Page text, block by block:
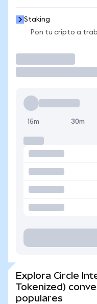
Staking
Pon tu cripto a
15m 30m
Explora Circle
Tokenized)
populares